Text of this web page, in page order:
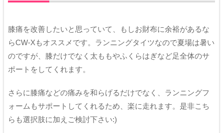
膝痛を改善したいと思っていて、もしお財布に余裕があるな
らCW-Xもオススメです。ランニングタイツなので夏場は暑い
のですが、膝だけでなく太ももやふくらはぎなど足全体のサ
ポートをしてくれます。
さらに膝痛などの痛みを和らげるだけでなく、ランニングフ
ォームもサポートしてくれるため、楽に走れます。是非こち
らも選択肢に加えご検討下さい:)